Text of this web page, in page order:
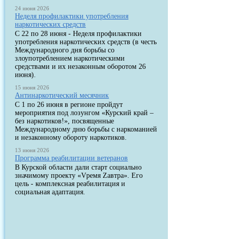
24 июня 2026
Неделя профилактики употребления
наркотических средств
С 22 по 28 июня - Неделя профилактики
употребления наркотических средств (в честь
Международного дня борьбы со
злоупотреблением наркотическими
средствами и их незаконным оборотом 26
июня).
15 июня 2026
Антинаркотический месячник
С 1 по 26 июня в регионе пройдут
мероприятия под лозунгом «Курский край –
без наркотиков!», посвященные
Международному дню борьбы с наркоманией
и незаконному обороту наркотиков.
13 июня 2026
Программа реабилитации ветеранов
В Курской области дали старт социально
значимому проекту «Vремя Zавтра». Его
цель - комплексная реабилитация и
социальная адаптация.